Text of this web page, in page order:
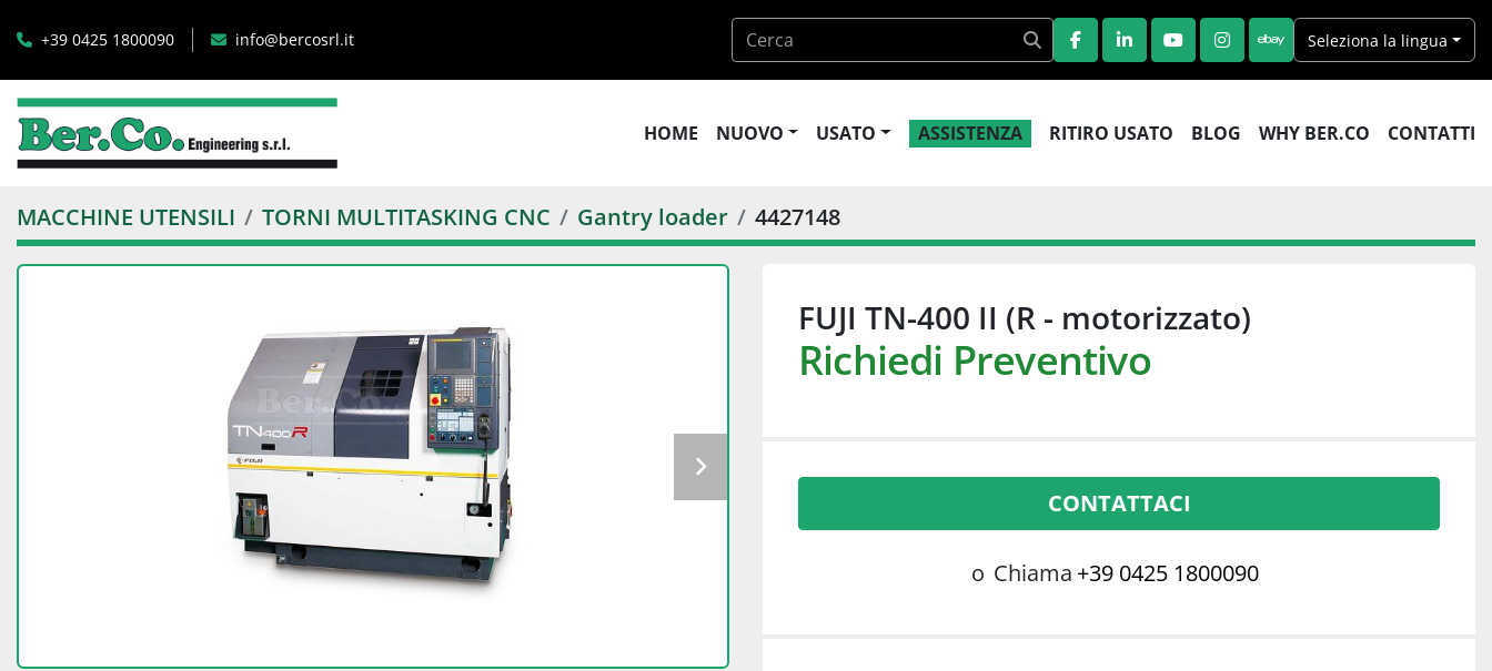
+39 0425 1800090 info@bercosrl.it FACEBOOK
LINKEDINYOUTUBEINSTAGRAM
EBAYSeleziona la lingua
HOME NUOVO USATO ASSISTENZA RITIRO USATO BLOG WHY BER.CO CONTATTI
MACCHINE UTENSILI TORNI MULTITASKING CNC Gantry loader 4427148
FUJI TN-400 II (R - motorizzato)
Richiedi Preventivo
CONTATTACI
o Chiama +39 0425 1800090